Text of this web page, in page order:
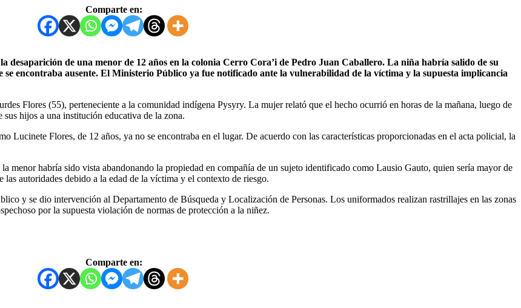
Comparte en:
encontraba ausente. El Ministerio Público ya fue notificado ante la vulnerabilidad de la víctima y la supuesta implicancia
Flores (55), perteneciente a la comunidad indígena Pysyry. La mujer relató que el hecho ocurrió en horas de la mañana, luego de
hijos a una institución educativa de la zona.
Lucinete Flores, de 12 años, ya no se encontraba en el lugar. De acuerdo con las características proporcionadas en el acta policial, la
menor habría sido vista abandonando la propiedad en compañía de un sujeto identificado como Lausio Gauto, quien sería mayor de
las autoridades debido a la edad de la víctima y el contexto de riesgo.
y se dio intervención al Departamento de Búsqueda y Localización de Personas. Los uniformados realizan rastrillajes en las zonas
por la supuesta violación de normas de protección a la niñez.
Comparte en: